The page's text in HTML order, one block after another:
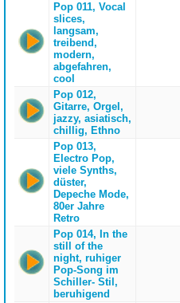
Pop 011, Vocal
slices,
langsam,
treibend,
modern,
abgefahren,
cool
Pop 012,
Gitarre, Orgel,
jazzy, asiatisch,
chillig, Ethno
Pop 013,
Electro Pop,
viele Synths,
düster,
Depeche Mode,
80er Jahre
Retro
Pop 014, In the
still of the
night, ruhiger
Pop-Song im
Schiller- Stil,
beruhigend